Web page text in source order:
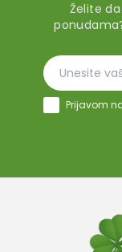
Želite
Prijavom